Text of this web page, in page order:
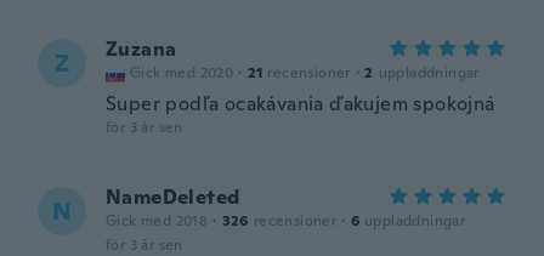
Z Zuzana
Gick med 2020 · 21 recensioner · 2 uppladdningar
Super podľa ocakávania ďakujem spokojná
för 3 år sen
N NameDeleted
Gick med 2018 · 326 recensioner · 6 uppladdningar
för 3 år sen